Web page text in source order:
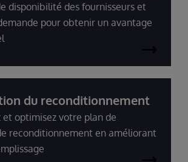
disponibilité des fournisseurs et
pour obtenir un avantage
du reconditionnement
optimisez votre plan de
reconditionnement en améliorant